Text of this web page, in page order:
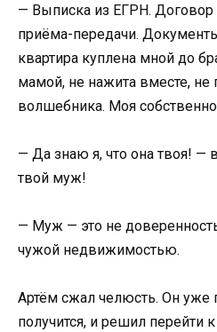
— Выписка из ЕГРН. Договор
приёма-передачи.
квартира куплена мной до
мамой, не нажита вместе, не
волшебника. Моя
— Да знаю я, что она твоя! —
твой муж!
— Муж — это не
чужой недвижимостью.
Артём сжал челюсть. Он уже
получится, и решил перейти